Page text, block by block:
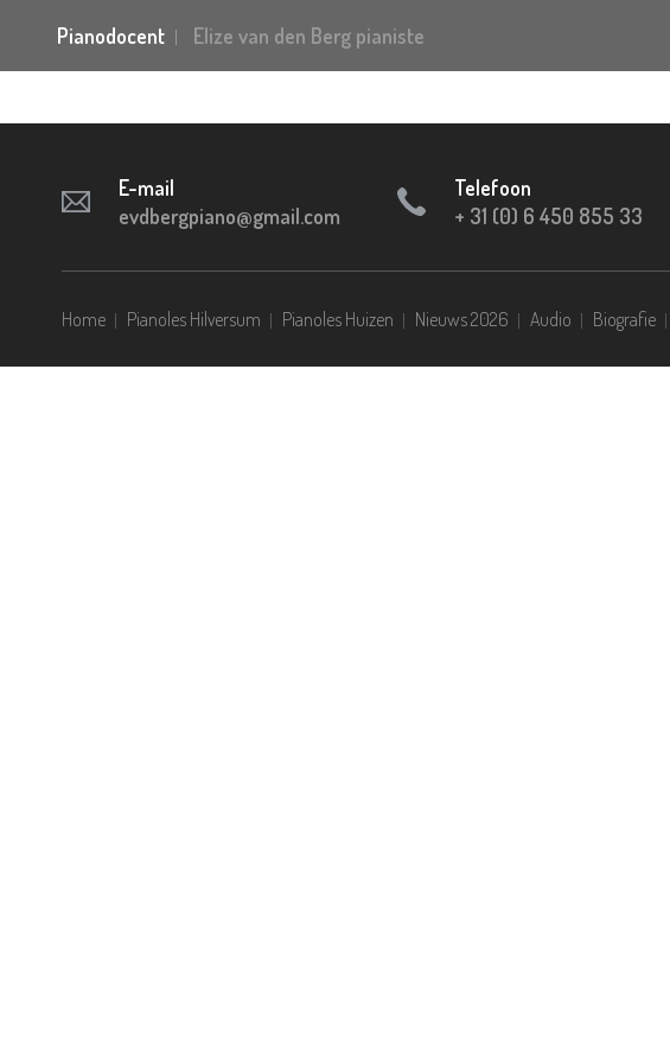
Pianodocent Elize van den Berg pianiste
E-mail
evdbergpiano@gmail.com
Telefoon
+ 31 (0) 6 450 855 33
Home Pianoles Hilversum Pianoles Huizen Nieuws 2026 Audio Biografie